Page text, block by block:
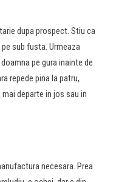
dupa prospect. Stiu ca
sub fusta. Urmeaza
pe gura inainte de
repede pina la patru,
departe in jos sau in
necesara. Prea